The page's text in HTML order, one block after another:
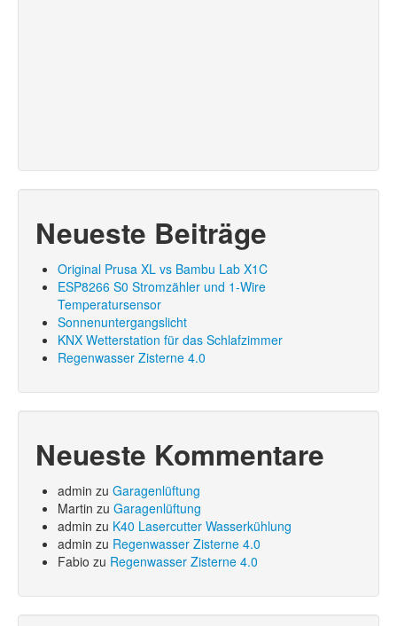
Neueste Beiträge
Original Prusa XL vs Bambu Lab X1C
ESP8266 S0 Stromzähler und 1-Wire
Temperatursensor
Sonnenuntergangslicht
KNX Wetterstation für das Schlafzimmer
Regenwasser Zisterne 4.0
Neueste Kommentare
admin zu Garagenlüftung
Martin zu Garagenlüftung
admin zu K40 Lasercutter Wasserkühlung
admin zu Regenwasser Zisterne 4.0
Fabio zu Regenwasser Zisterne 4.0